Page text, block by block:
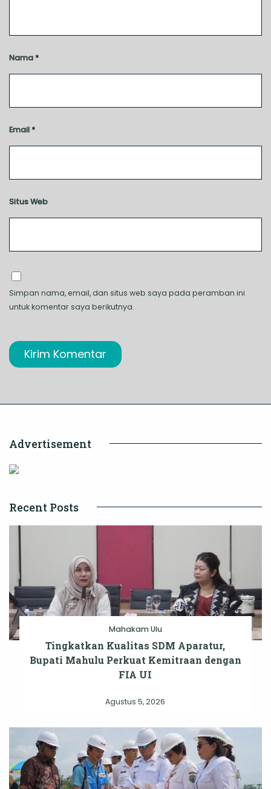
Nama *
Email *
Situs Web
Simpan nama, email, dan situs web saya pada peramban ini
untuk komentar saya berikutnya.
Advertisement
Recent Posts
Mahakam Ulu
Tingkatkan Kualitas SDM Aparatur,
Bupati Mahulu Perkuat Kemitraan dengan
FIA UI
Agustus 5, 2026